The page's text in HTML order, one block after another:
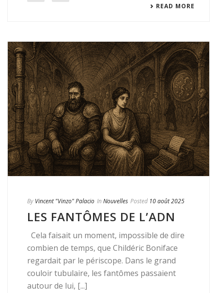
READ MORE
By Vincent "Vinzo" Palacio In Nouvelles Posted 10 août 2025
LES FANTÔMES DE L’ADN
Cela faisait un moment, impossible de dire
combien de temps, que Childéric Boniface
regardait par le périscope. Dans le grand
couloir tubulaire, les fantômes passaient
autour de lui, [...]